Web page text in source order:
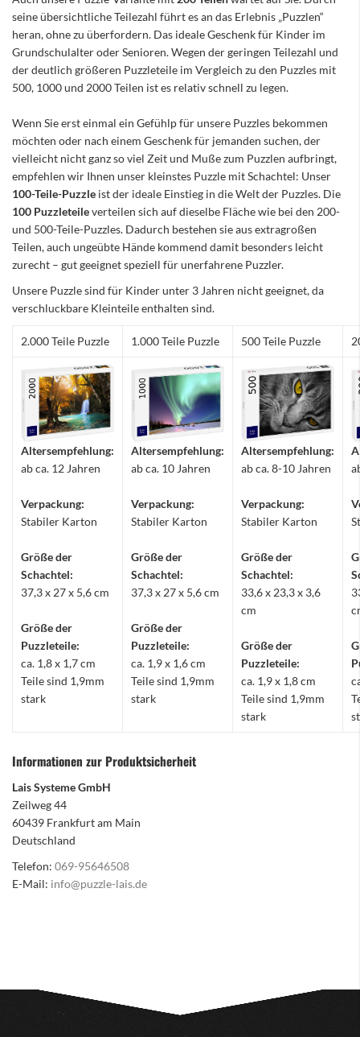
seine übersichtliche Teilezahl führt es an das Erlebnis „Puzzlen“
heran, ohne zu überfordern. Das ideale Geschenk für Kinder im
Grundschulalter oder Senioren. Wegen der geringen Teilezahl und
der deutlich größeren Puzzleteile im Vergleich zu den Puzzles mit
500, 1000 und 2000 Teilen ist es relativ schnell zu legen.
Wenn Sie erst einmal ein Gefühlp für unsere Puzzles bekommen
möchten oder nach einem Geschenk für jemanden suchen, der
vielleicht nicht ganz so viel Zeit und Muße zum Puzzlen aufbringt,
empfehlen wir Ihnen unser kleinstes Puzzle mit Schachtel: Unser
100-Teile-Puzzle ist der ideale Einstieg in die Welt der Puzzles. Die
100 Puzzleteileverteilen sich auf dieselbe Fläche wie bei den 200-
und 500-Teile-Puzzles. Dadurch bestehen sie aus extragroßen
Teilen, auch ungeübte Hände kommend damit besonders leicht
zurecht – gut geeignet speziell für unerfahrene Puzzler.
Unsere Puzzle sind für Kinder unter 3 Jahren nicht geeignet, da
verschluckbare Kleinteile enthalten sind.
2.000 Teile Puzzle 1.000 Teile Puzzle 500 Teile Puzzle
Altersempfehlung:
ab ca. 12 Jahren
Verpackung:
Stabiler Karton
Größe der
Schachtel:
37,3 x 27 x 5,6 cm
Größe der
Puzzleteile:
ca. 1,8 x 1,7 cm
Teile sind 1,9mm
stark
Altersempfehlung:
ab ca. 10 Jahren
Verpackung:
Stabiler Karton
Größe der
Schachtel:
37,3 x 27 x 5,6 cm
Größe der
Puzzleteile:
ca. 1,9 x 1,6 cm
Teile sind 1,9mm
stark
Altersempfehlung:
ab ca. 8-10 Jahren
Verpackung:
Stabiler Karton
Größe der
Schachtel:
33,6 x 23,3 x 3,6
cm
Größe der
Puzzleteile:
ca. 1,9 x 1,8 cm
Teile sind 1,9mm
stark
Informationen zur Produktsicherheit
Lais Systeme GmbH
Zeilweg 44
60439 Frankfurt am Main
Deutschland
Telefon: 069-95646508
E-Mail: info@puzzle-lais.de